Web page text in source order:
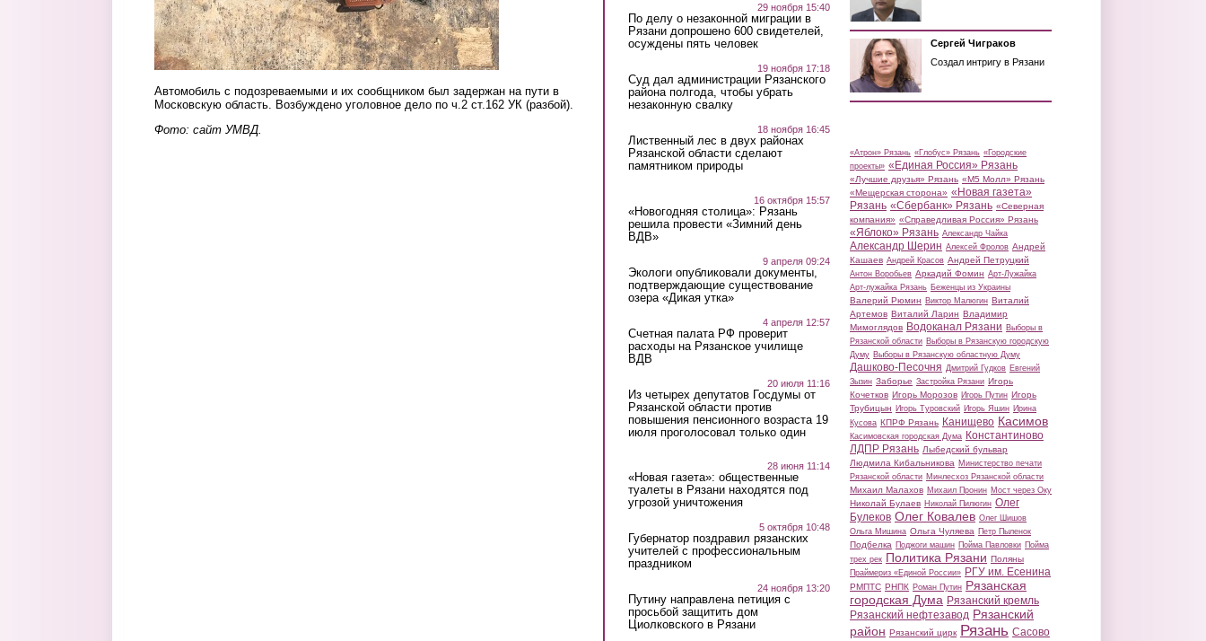
Автомобиль с подозреваемыми и их сообщником был задержан на пути в
Московскую область. Возбуждено уголовное дело по ч.2 ст.162 УК (разбой).
Фото: сайт УМВД.
29 ноября 15:40
По делу о незаконной миграции в
Рязани допрошено 600 свидетелей,
осуждены пять человек
19 ноября 17:18
Суд дал администрации Рязанского
района полгода, чтобы убрать
незаконную свалку
18 ноября 16:45
Лиственный лес в двух районах
Рязанской области сделают
памятником природы
16 октября 15:57
«Новогодняя столица»: Рязань
решила провести «Зимний день
ВДВ»
9 апреля 09:24
Экологи опубликовали документы,
подтверждающие существование
озера «Дикая утка»
4 апреля 12:57
Счетная палата РФ проверит
расходы на Рязанское училище
ВДВ
20 июля 11:16
Из четырех депутатов Госдумы от
Рязанской области против
повышения пенсионного возраста 19
июля проголосовал только один
28 июня 11:14
«Новая газета»: общественные
туалеты в Рязани находятся под
угрозой уничтожения
5 октября 10:48
Губернатор поздравил рязанских
учителей с профессиональным
праздником
24 ноября 13:20
Путину направлена петиция с
просьбой защитить дом
Циолковского в Рязани
Сергей Чиграков
Создал интригу в Рязани
«Атрон» Рязань «Глобус» Рязань «Городские
проекты» «Единая Россия» Рязань
«Лучшие друзья» Рязань «М5 Молл» Рязань
«Мещерская сторона» «Новая газета»
Рязань «Сбербанк» Рязань «Северная
компания» «Справедливая Россия» Рязань
«Яблоко» Рязань Александр Чайка
Александр Шерин Алексей Фролов Андрей
Кашаев Андрей Красов Андрей Петруцкий
Антон Воробьев Аркадий Фомин Арт-Лужайка
Арт-лужайка Рязань Беженцы из Украины
Валерий Рюмин Виктор Малюгин Виталий
Артемов Виталий Ларин Владимир
Мимоглядов Водоканал Рязани Выборы в
Рязанской области Выборы в Рязанскую городскую
Думу Выборы в Рязанскую областную Думу
Дашково-Песочня Дмитрий Гудков Евгений
Зызин Заборье Застройка Рязани Игорь
Кочетков Игорь Морозов Игорь Путин Игорь
Трубицын Игорь Туровский Игорь Яшин Ирина
Кусова КПРФ Рязань Канищево Касимов
Касимовская городская Дума Константиново
ЛДПР Рязань Лыбедский бульвар
Людмила Кибальникова Министерство печати
Рязанской области Минлесхоз Рязанской области
Михаил Малахов Михаил Пронин Мост через Оку
Николай Булаев Николай Пилюгин Олег
Булеков Олег Ковалев Олег Шишов
Ольга Мишина Ольга Чуляева Петр Пыленок
Подбелка Поджоги машин Пойма Павловки Пойма
трех рек Политика Рязани Поляны
Праймериз «Единой России» РГУ им. Есенина
РМПТС РНПК Роман Путин Рязанская
городская Дума Рязанский кремль
Рязанский нефтезавод Рязанский
район Рязанский цирк Рязань Сасово